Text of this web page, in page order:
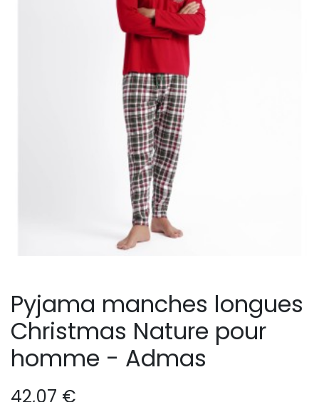
Pyjama manches longues
Christmas Nature pour
homme - Admas
42,07 €